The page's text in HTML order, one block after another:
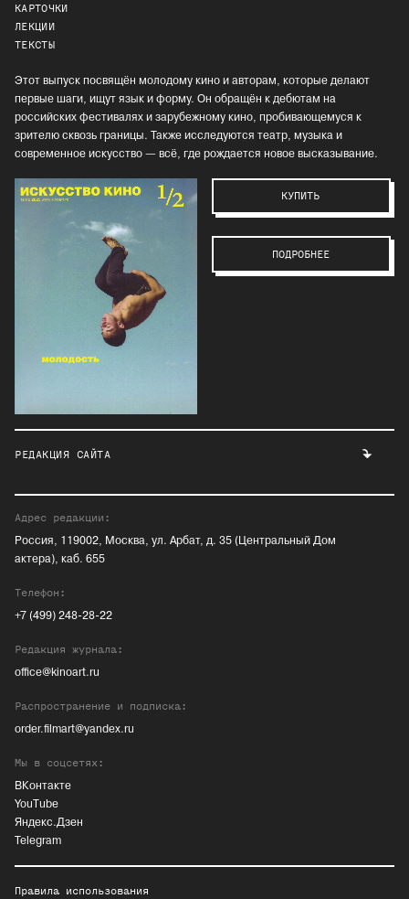
КАРТОЧКИ
ЛЕКЦИИ
ТЕКСТЫ
Этот выпуск посвящён молодому кино и авторам, которые делают
первые шаги, ищут язык и форму. Он обращён к дебютам на
российских фестивалях и зарубежному кино, пробивающемуся к
зрителю сквозь границы. Также исследуются театр, музыка и
современное искусство — всё, где рождается новое высказывание.
КУПИТЬ
ПОДРОБНЕЕ
РЕДАКЦИЯ САЙТА
Адрес редакции:
Россия, 119002, Москва, ул. Арбат, д. 35 (Центральный Дом
актера), каб. 655
Телефон:
+7 (499) 248-28-22
Редакция журнала:
office@kinoart.ru
Распространение и подписка:
order.filmart@yandex.ru
Мы в соцсетях:
ВКонтакте
YouTube
Яндекс.Дзен
Telegram
Правила использования